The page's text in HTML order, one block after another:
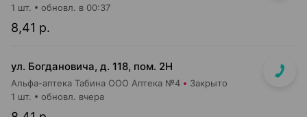
8,41 р.
1 шт. обновл. в 00:37
ул. Богдановича, д. 118, пом. 2Н
Альфа-аптека Табина ООО Аптека №4 Закрыто
1 шт. обновл. вчера